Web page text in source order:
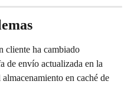
cliente ha cambiado
de envío actualizada en la
en caché de